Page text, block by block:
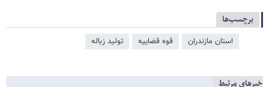
برچسب‌ها
استان مازندران قوه قضاییه تولید زباله
خبرهای مرتبط